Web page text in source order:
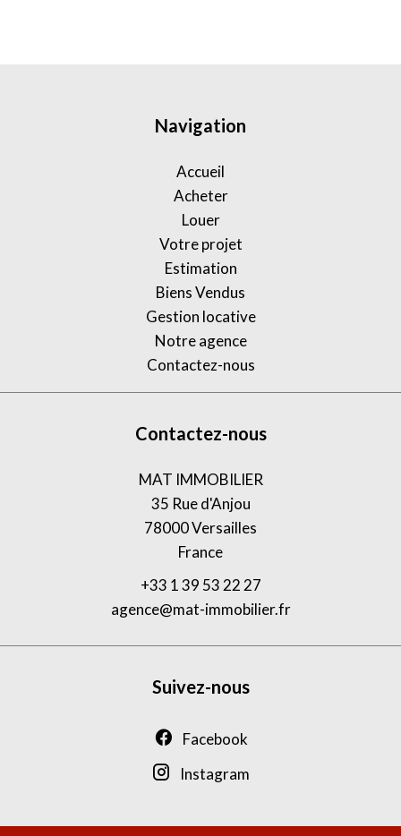
Navigation
Accueil
Acheter
Louer
Votre projet
Estimation
Biens Vendus
Gestion locative
Notre agence
Contactez-nous
Contactez-nous
MAT IMMOBILIER
35 Rue d'Anjou
78000Versailles
France
+33 1 39 53 22 27
agence@mat-immobilier.fr
Suivez-nous
Facebook
Instagram